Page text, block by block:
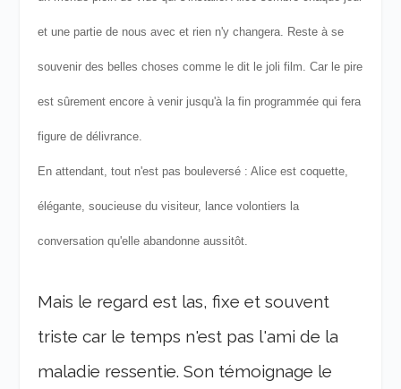
et une partie de nous avec et rien n'y changera. Reste à se
souvenir des belles choses comme le dit le joli film. Car le pire
est sûrement encore à venir jusqu'à la fin programmée qui fera
figure de délivrance.
En attendant, tout n'est pas bouleversé : Alice est coquette,
élégante, soucieuse du visiteur, lance volontiers la
conversation qu'elle abandonne aussitôt.
Mais le regard est las, fixe et souvent
triste car le temps n'est pas l'ami de la
maladie ressentie. Son témoignage le